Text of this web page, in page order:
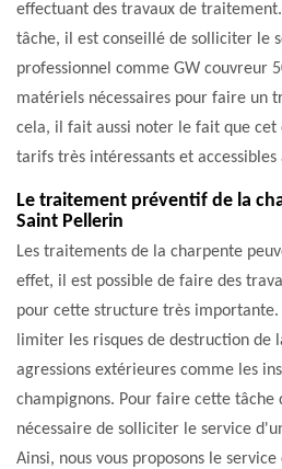
effectuant des travaux de
tâche, il est conseillé de solliciter le
professionnel comme GW couvreur
matériels nécessaires pour faire un
cela, il fait aussi noter le fait que cet
tarifs très intéressants et accessibles
Le traitement préventif de la
Saint Pellerin
Les traitements de la charpente
effet, il est possible de faire des
pour cette structure très
limiter les risques de destruction de
agressions extérieures comme les
champignons. Pour faire cette
nécessaire de solliciter le service
Ainsi, nous vous proposons le